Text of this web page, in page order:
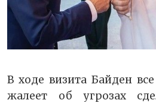
В ходе визита Байден
жалеет об угрозах